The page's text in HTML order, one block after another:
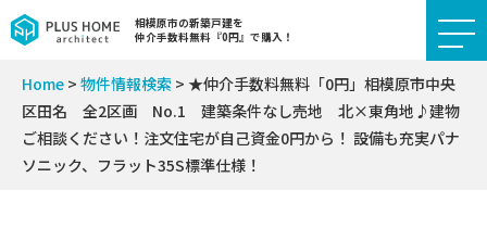
相模原市の新築戸建を
仲介手数料無料『0円』で購入！
Home > 物件情報検索 > ★仲介手数料無料「0円」相模原市中央
区田名 全2区画 No.1 建築条件なし売地 北×東角地♪建物
ご相談ください！注文住宅が自己資金0円から！ 設備も充実パナ
ソニック、フラット35S標準仕様！